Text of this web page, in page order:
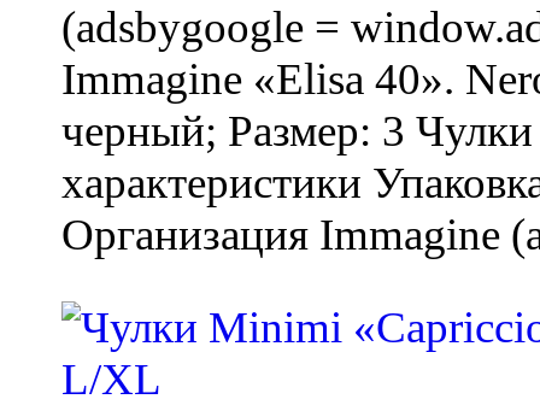
(adsbygoogle =
Immagine «Elisa 40».
черный; Размер: 3
характеристики
Организация Immagine